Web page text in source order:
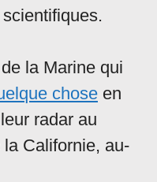
la Marine qui
chose en
radar au
Californie, au-